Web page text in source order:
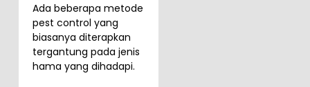
Ada beberapa metode
pest control yang
biasanya diterapkan
tergantung pada jenis
hama yang dihadapi.